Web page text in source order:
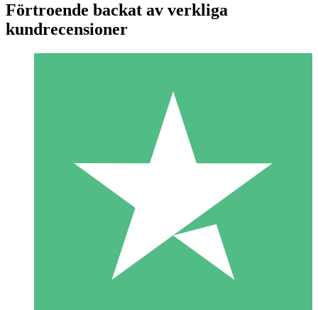
Individuella Kreditpaket
Betala per användning med nedladdningskrediter. Inget
1 Nedladdningar
10 00
Förtroende backat av verkliga
kundrecensioner